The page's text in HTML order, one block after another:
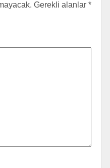
Gerekli alanlar *